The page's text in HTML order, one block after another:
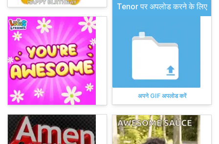
Tenor पर अपलोड करने के लिए
अपने GIF अपलोड करें